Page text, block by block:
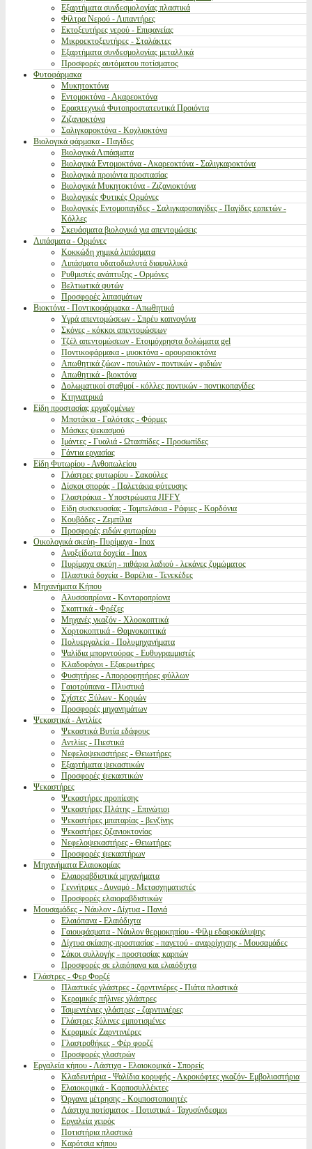
Εξαρτήματα συνδεσμολογίας πλαστικά
Φίλτρα Νερού - Λιπαντήρες
Εκτοξευτήρες νερού - Επιφανείας
Μικροεκτοξευτήρες - Σταλάκτες
Εξαρτήματα συνδεσμολογίας μεταλλικά
Προσφορές αυτόματου ποτίσματος
Φυτοφάρμακα
Μυκητοκτόνα
Εντομοκτόνα - Ακαρεοκτόνα
Ερασιτεχνικά Φυτοπροστατευτικά Προιόντα
Ζιζανιοκτόνα
Σαλιγκαροκτόνα - Κοχλιοκτόνα
Βιολογικά φάρμακα - Παγίδες
Βιολογικά Λιπάσματα
Βιολογικά Εντομοκτόνα - Ακαρεοκτόνα - Σαλιγκαροκτόνα
Βιολογικά προιόντα προστασίας
Βιολογικά Μυκητοκτόνα - Ζιζανιοκτόνα
Βιολογικές Φυτικές Ορμόνες
Βιολογικές Εντομοπαγίδες - Σαλιγκαροπαγίδες - Παγίδες ερπετών -
Κόλλες
Σκευάσματα βιολογικά για απεντομώσεις
Λιπάσματα - Ορμόνες
Κοκκώδη χημικά λιπάσματα
Λιπάσματα υδατοδιαλυτά διαφυλλικά
Ρυθμιστές ανάπτυξης - Ορμόνες
Βελτιωτικά φυτών
Προσφορές λιπασμάτων
Βιοκτόνα - Ποντικοφάρμακα - Απωθητικά
Υγρά απεντομώσεων - Σπρέυ καπνογόνα
Σκόνες - κόκκοι απεντομώσεων
Τζέλ απεντομώσεων - Ετοιμόχρηστα δολώματα gel
Ποντικοφάρμακα - μυοκτόνα - αρουραιοκτόνα
Απωθητικά ζώων - πουλιών - ποντικών - φιδιών
Απωθητικά - βιοκτόνα
Δολωματικοί σταθμοί - κόλλες ποντικών - ποντικοπαγίδες
Κτηνιατρικά
Είδη προστασίας εργαζομένων
Μποτάκια - Γαλότσες - Φόρμες
Μάσκες ψεκασμού
Ιμάντες - Γυαλιά - Ωτασπίδες - Προσωπίδες
Γάντια εργασίας
Είδη Φυτωρίου - Ανθοπωλείου
Γλάστρες φυτωρίου - Σακούλες
Δίσκοι σποράς - Παλετάκια φύτευσης
Γλαστράκια - Υποστρώματα JIFFY
Είδη συσκευασίας - Ταμπελάκια - Ράφιες - Κορδόνια
Κουβάδες - Ζεμπίλια
Προσφορές ειδών φυτωρίου
Οικολογικά σκεύη- Πυρίμαχα - Inox
Ανοξείδωτα δοχεία - Inox
Πυρίμαχα σκεύη - πιθάρια λαδιού - λεκάνες ζυμώματος
Πλαστικά δοχεία - Βαρέλια - Τενεκέδες
Μηχανήματα Κήπου
Αλυσσοπρίονα - Κονταροπρίονα
Σκαπτικά - Φρέζες
Μηχανές γκαζόν - Χλοοκοπτικά
Χορτοκοπτικά - Θαμνοκοπτικά
Πολυεργαλεία - Πολυμηχανήματα
Ψαλίδια μπορντούρας - Ευθυγραμμιστές
Κλαδοφάγοι - Εξαερωτήρες
Φυσητήρες - Απορροφητήρες φύλλων
Γαιοτρύπανα - Πλυστικά
Σχίστες Ξύλων - Κορμών
Προσφορές μηχανημάτων
Ψεκαστικά - Αντλίες
Ψεκαστικά Βυτία εδάφους
Αντλίες - Πιεστικά
Νεφελοψεκαστήρες - Θειωτήρες
Εξαρτήματα ψεκαστικών
Προσφορές ψεκαστικών
Ψεκαστήρες
Ψεκαστήρες προπίεσης
Ψεκαστήρες Πλάτης - Επινώτιοι
Ψεκαστήρες μπαταρίας - βενζίνης
Ψεκαστήρες ζιζανιοκτονίας
Νεφελοψεκαστήρες - Θειωτήρες
Προσφορές ψεκαστήρων
Μηχανήματα Ελαιοκομίας
Ελαιοραβδιστικά μηχανήματα
Γεννήτριες - Δυναμό - Μετασχηματιστές
Προσφορές ελαιοραβδιστικών
Μουσαμάδες - Νάυλον - Δίχτυα - Πανιά
Ελαιόπανα - Ελαιόδιχτα
Γαιουφάσματα - Νάυλον θερμοκηπίου - Φίλμ εδαφοκάλυψης
Δίχτυα σκίασης-προστασίας - παγετού - αναρρίχησης - Μουσαμάδες
Σάκοι συλλογής - προστασίας καρπών
Προσφορές σε ελαιόπανα και ελαιόδιχτα
Γλάστρες - Φερ Φορζέ
Πλαστικές γλάστρες - ζαρντινιέρες - Πιάτα πλαστικά
Κεραμικές πήλινες γλάστρες
Τσιμεντένιες γλάστρες - ζαρντινιέρες
Γλάστρες ξύλινες εμποτισμένες
Κεραμικές Ζαρντινιέρες
Γλαστροθήκες - Φέρ φορζέ
Προσφορές γλαστρών
Εργαλεία κήπου - Λάστιχα - Ελαιοκομικά - Σπορείς
Κλαδευτήρια - Ψαλίδια κορυφής - Ακροκόφτες γκαζόν- Εμβολιαστήρια
Ελαιοκομικά - Καρποσυλλέκτες
Όργανα μέτρησης - Κομποστοποιητές
Λάστιχα ποτίσματος - Ποτιστικά - Ταχυσύνδεσμοι
Εργαλεία χειρός
Ποτιστήρια πλαστικά
Καρότσια κήπου